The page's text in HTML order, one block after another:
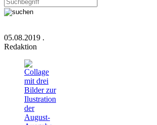
05.08.2019 .
Redaktion